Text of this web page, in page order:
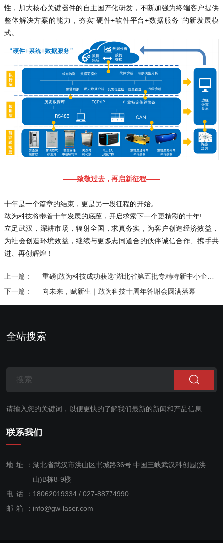
性，加大核心关键器件的自主国产化研发，不断加强为终端客户提供
整体解决方案的能力，夯实“硬件+软件平台+数据服务”的新发展模
式。
——致敬过去，再启新征程——
十年是一个篇章的结束，更是另一段征程的开始。
敢为科技将带着十年发展的底蕴，开启求索下一个更精彩的十年!
立足武汉，深耕市场，辐射全国，求真务实，为客户创造经济效益，
为社会创造环境效益，继续与更多志同道合的伙伴诚信合作、携手共
进、再创辉煌！
上一篇：
重磅|敢为科技成功获选“湖北省第五批专精特新中小企业”
下一篇：
向未来，赋新生｜敢为科技十周年答谢会圆满落幕
全站搜索
请输入您的关键词，以便更快的了解我们最新的新闻和产品信息
联系我们
地址： 湖北省武汉市洪山区书城路36号 中国三峡武汉科创园(洪
山)B栋8-9楼
电话： 18062019334 / 027-88774990
售后服
邮箱： info@gw-laser.com